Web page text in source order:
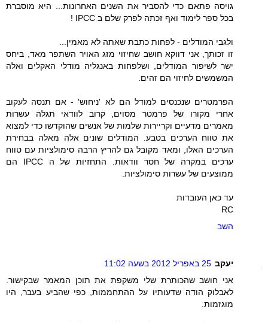
גויסה פתאם כדי להסביר את השנים האחרונות... היא מוסברת
בכל ספר לימוד ואף זכתה לפרק שלם ב IPCC !
ולגבי המודלים - לפחות כתבת שאתה לא מאמין...
זו זכותך, אני דווקא חושב שחיזוי מזג האויר השתפר מאד, ביחס
ישר לשיפור המודלים, ושלפחות באנגליה מודלי האקלים ואלה
המשמשים לחיזוי הם זהים.
הפרמטרים שנכנסים למודל הם לא 'ניחוש' - אם תנסה לעקוב
אחרי מקורו של פרמטר מסוים, קרוב לוודאי תגלה עשרות
מאמרים מדעיים וקריירות שלמות של אנשים שהוקדשו כדי למצוא
את טווח הערכים בטבע. המודלים שונים אלה מאלה בבחירת
הערכים האלו, ומאד מקובל גם להריץ הרבה סימולציות עם טווח
ערכים במקרה של חסר וודאות. התחזיות של ה IPCC הם
ממוצעים של עשרות סימולציות.
עד כאן העובדות
RC
השב
יעקב 25 באפריל 2012 בשעה 11:02
אני חושב שהכותרת שלי משקפת את תוכן המאמר שבקישור.
לאבלוק הודה שדעותיו על ההתחממות, כפי שהביע בעבר, היו
מוגזמות.